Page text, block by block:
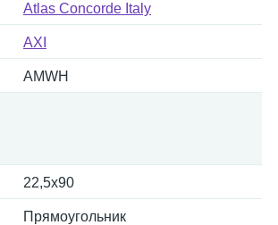
Atlas Concorde Italy
AXI
AMWH
22,5x90
Прямоугольник